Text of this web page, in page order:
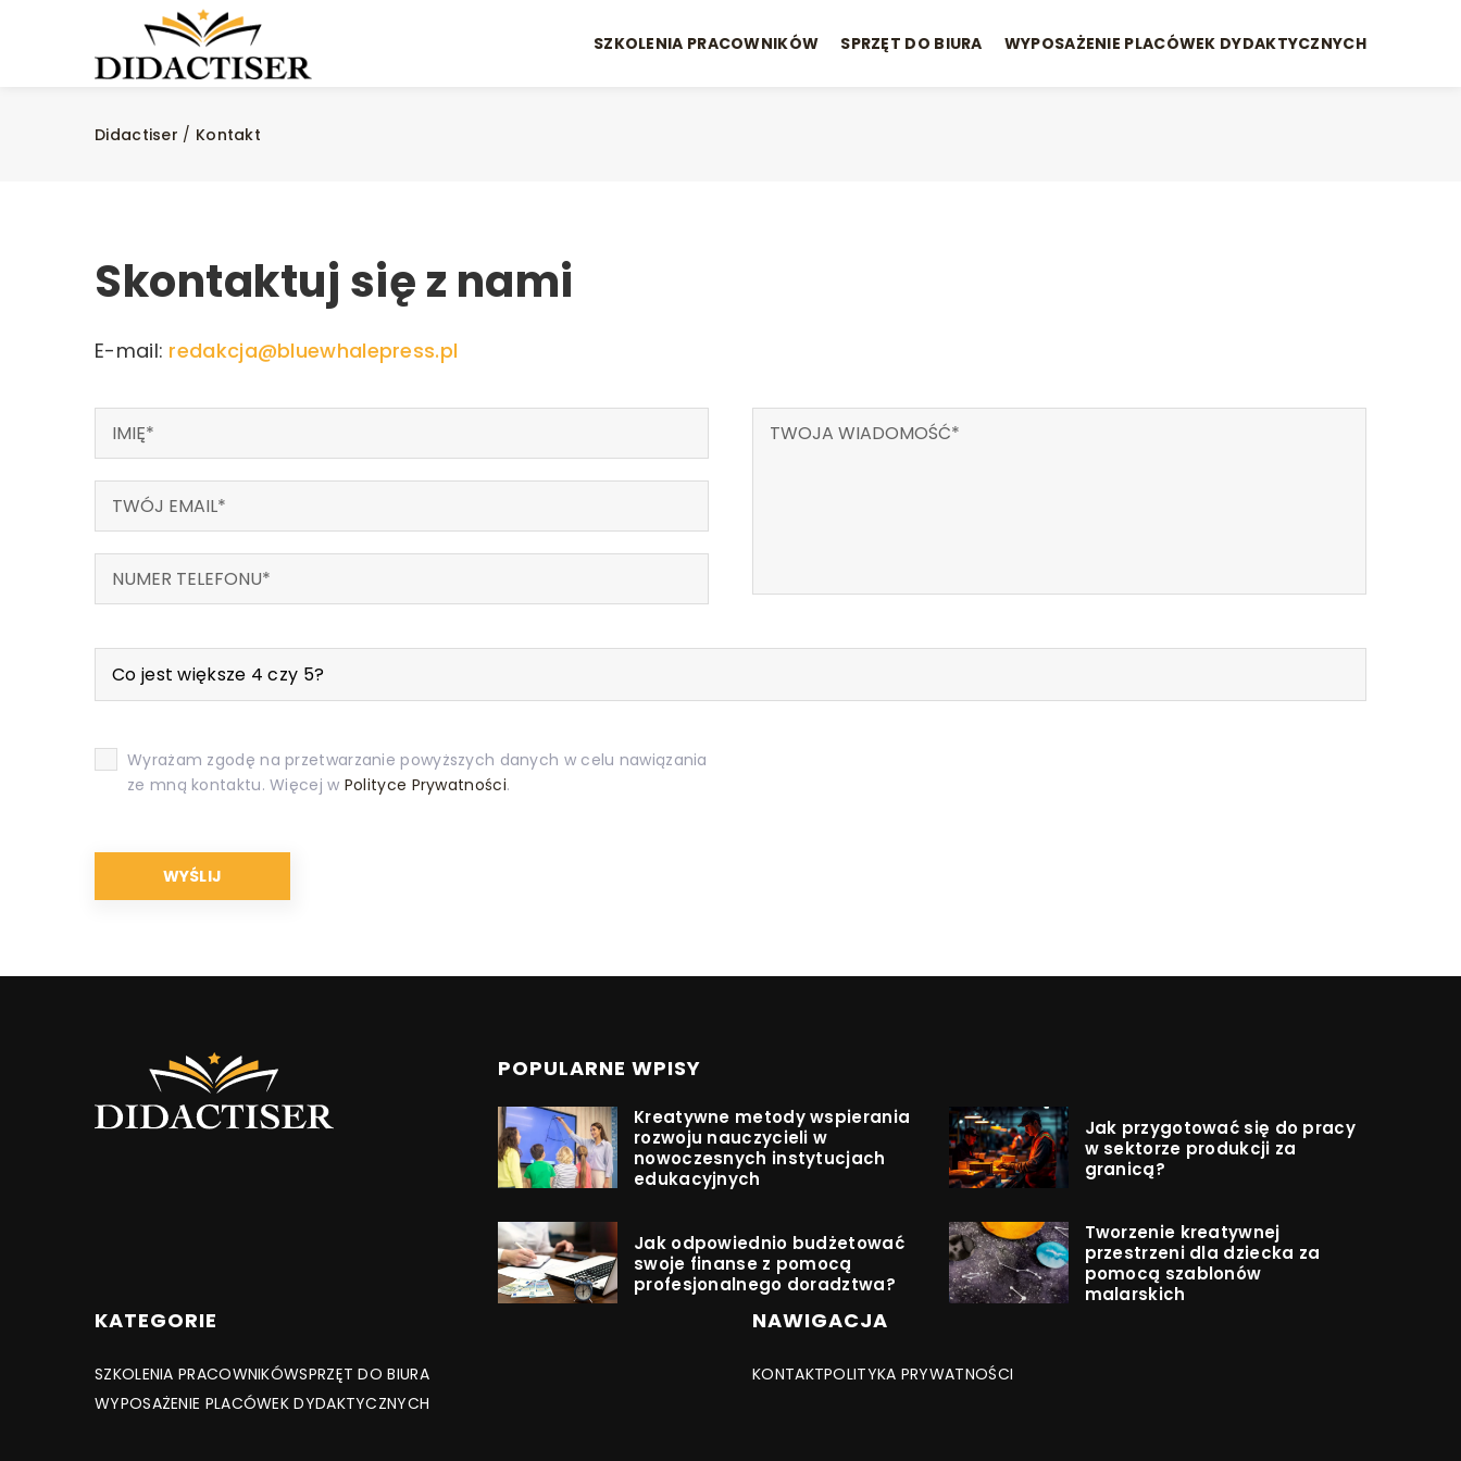
SZKOLENIA PRACOWNIKÓW SPRZĘT DO BIURA WYPOSAŻENIE PLACÓWEK DYDAKTYCZNYCH
Didactiser / Kontakt
Skontaktuj się z nami
E-mail: redakcja@bluewhalepress.pl
Co jest większe 4 czy 5?
Wyrażam zgodę na przetwarzanie powyższych danych w celu nawiązania
ze mną kontaktu. Więcej w Polityce Prywatności.
POPULARNE WPISY
Kreatywne metody wspierania
rozwoju nauczycieli w
nowoczesnych instytucjach
edukacyjnych
Jak przygotować się do pracy
w sektorze produkcji za
granicą?
Jak odpowiednio budżetować
swoje finanse z pomocą
profesjonalnego doradztwa?
Tworzenie kreatywnej
przestrzeni dla dziecka za
pomocą szablonów
malarskich
KATEGORIE
SZKOLENIA PRACOWNIKÓWSPRZĘT DO BIURA
WYPOSAŻENIE PLACÓWEK DYDAKTYCZNYCH
NAWIGACJA
KONTAKTPOLITYKA PRYWATNOŚCI